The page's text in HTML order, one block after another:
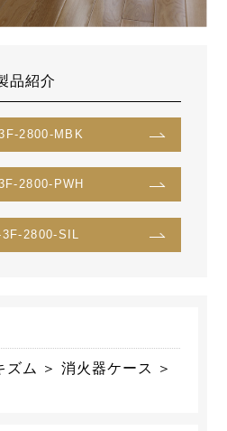
品紹介
2800-MBK
2800-PWH
2800-SIL
ム ＞ 消火器ケース ＞